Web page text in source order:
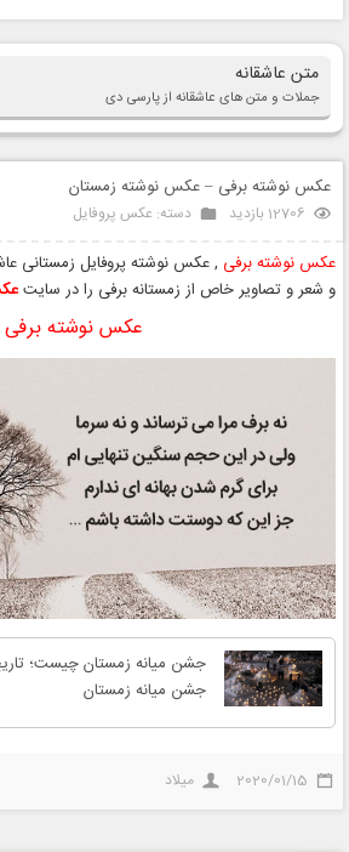
متن عاشقانه
جملات و متن های عاشقانه از پارسی دی
عکس نوشته برفی – عکس نوشته زمستان
12706 بازدید دسته: عکس پروفایل
عکس نوشته برفی , عکس نوشته پروفایل زمستانی
و شعر و تصاویر خاص از زمستانه برفی را در سایت
عکس نوشته برفی
جشن میانه زمستان چیست؛
جشن میانه زمستان
2020/01/15 میلاد